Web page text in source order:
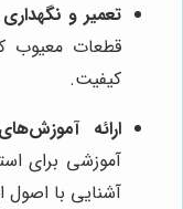
تعمیر و
قطعات معیوب
کیفیت.
ارائه
آموزشی برای
آشنایی با اصول